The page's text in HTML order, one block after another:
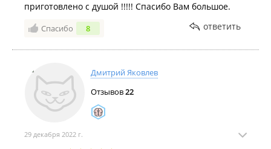
приготовлено с душой !!!!! Спасибо Вам большое.
Спасибо 8 ответить
Дмитрий Яковлев
Отзывов22
29 декабря 2022 г.